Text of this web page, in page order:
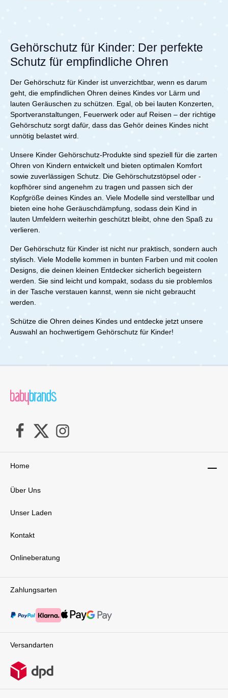
SilentGuard Baby Kapselgehörschutz laute Geräusche
durchschnittlich um 25 Dezibel. So werden selbst
extreme Lärmquellen, wie hupende Autos (ca. 110
Dämmwirkung schützt empfindliche Babyohren effektiv
und beugt möglichen Hörschäden vor. Mitwachsendes
Design für optimalen Sitz Der Kapselgehörschutz ist mit
einem elastischen Stirnband ausgestattet, das sich
dank Klettverschluss individuell an die Kopfgröße
Deines Babys anpassen lässt. Das weiche Material
sorgt dafür, dass der Gehörschutz sicher sitzt, ohne zu
Schlaf stören die flexiblen Ohrkapseln Dein Kind
nicht. Komfort und Leichtigkeit in einem Produkt Die
leichten und hautfreundlichen Ohrenpolster sind
speziell für Babys entwickelt. Die Kapseln sind flexibel
am Stirnband befestigt, sodass sie präzise über den
Ohren positioniert werden können. Dieses Design
garantiert nicht nur hohen Tragekomfort, sondern auch
eine perfekte Passform für jedes Baby. Praktisch für
unterwegs Das faltbare Design ermöglicht es Dir, den
Hochzeiten, Straßenfesten oder auf Reisen – der
SilentGuard Baby Kapselgehörschutz ist immer
griffbereit und schützt Dein Kind überall dort, wo
Lärmbelastung auftreten kann. Produktdetails im
Überblick Zuverlässiger Schutz: SNR 25 für effektive
Lärmdämmung Flexibel und mitwachsend:
Größenverstellbares Stirnband (47-54 cm) Leicht und
Materialien Platzsparend: Faltbares Design für
unterwegs Getestet nach EN 352-1 Schütze das
Gehörschutz für Kinder: Der perfekte
Schutz für empfindliche Ohren
Der Gehörschutz für Kinder ist unverzichtbar, wenn es darum
geht, die empfindlichen Ohren deines Kindes vor Lärm und
lauten Geräuschen zu schützen. Egal, ob bei lauten Konzerten,
Sportveranstaltungen, Feuerwerk oder auf Reisen – der richtige
Gehörschutz sorgt dafür, dass das Gehör deines Kindes nicht
unnötig belastet wird.
Unsere Kinder Gehörschutz-Produkte sind speziell für die zarten
Ohren von Kindern entwickelt und bieten optimalen Komfort
sowie zuverlässigen Schutz. Die Gehörschutzstöpsel oder -
kopfhörer sind angenehm zu tragen und passen sich der
Kopfgröße deines Kindes an. Viele Modelle sind verstellbar und
bieten eine hohe Geräuschdämpfung, sodass dein Kind in
lauten Umfeldern weiterhin geschützt bleibt, ohne den Spaß zu
verlieren.
Der Gehörschutz für Kinder ist nicht nur praktisch, sondern auch
stylisch. Viele Modelle kommen in bunten Farben und mit coolen
Designs, die deinen kleinen Entdecker sicherlich begeistern
werden. Sie sind leicht und kompakt, sodass du sie problemlos
in der Tasche verstauen kannst, wenn sie nicht gebraucht
werden.
Schütze die Ohren deines Kindes und entdecke jetzt unsere
Auswahl an hochwertigem Gehörschutz für Kinder!
Zahlungsarten
Versandarten
Home
Über Uns
Unser Laden
Kontakt
Onlineberatung